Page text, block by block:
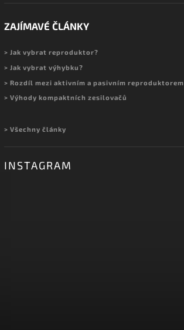
ZAJÍMAVÉ ČLÁNKY
> Jak vybrat reproduktor?
> Jak vybrat výhybku?
> Rozdíl mezi aktivním a pasivním reproduktorem
> Výhody kompaktních zesilovačů
> Všechny články
INSTAGRAM